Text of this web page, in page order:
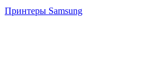
Принтеры Samsung